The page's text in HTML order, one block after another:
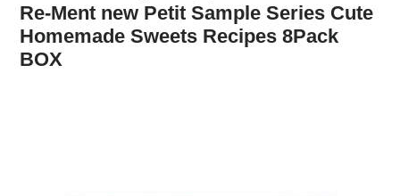
Re-Ment new Petit Sample Series Cute
Homemade Sweets Recipes 8Pack
BOX